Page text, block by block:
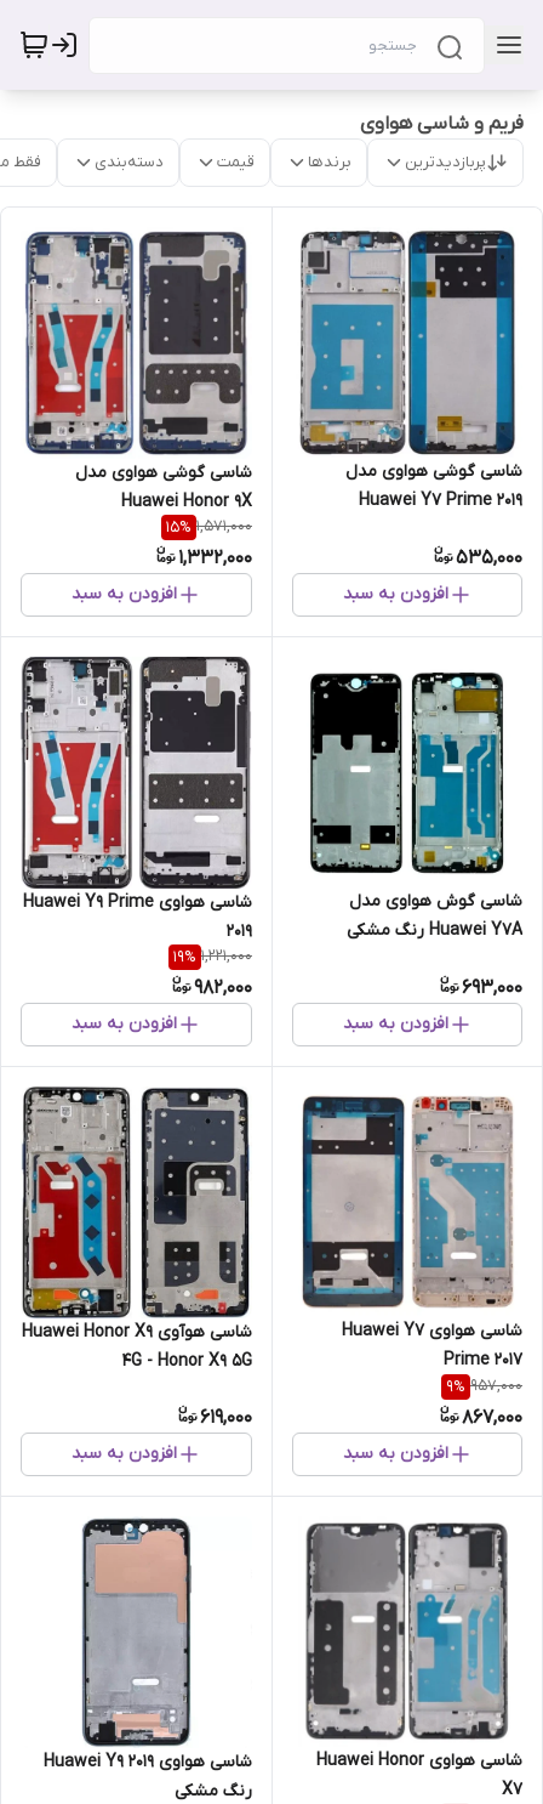
فریم و شاسی هواوی
پربازدیدترین برندها قیمت دسته‌بندی فقط
شاسی گوشی هواوی مدل
Huawei Y7 Prime 2019
535,000
افزودن به سبد
شاسی گوشی هواوی مدل
Huawei Honor 9X
1,571,000
15%
1,332,000
افزودن به سبد
شاسی گوش هواوی مدل
Huawei Y7A رنگ مشکی
693,000
افزودن به سبد
شاسی هواوی Huawei Y9 Prime
2019
1,221,000
19%
982,000
افزودن به سبد
شاسی هواوی Huawei Y7
Prime 2017
957,000
9%
867,000
افزودن به سبد
شاسی هوآوی Huawei Honor X9
4G - Honor X9 5G
619,000
افزودن به سبد
شاسی هواوی Huawei Honor
X7
شاسی هواوی Huawei Y9 2019
رنگ مشکی